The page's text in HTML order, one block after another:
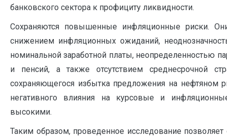
банковского сектора к профициту ликвидности.
Сохраняются повышенные инфляционные риски.
снижением инфляционных ожиданий,
номинальной заработной платы, неопределенностью
и пенсий, а также отсутствием среднесрочной
сохраняющегося избытка предложения на нефтяном
негативного влияния на курсовые и
высокими.
Таким образом, проведенное исследование